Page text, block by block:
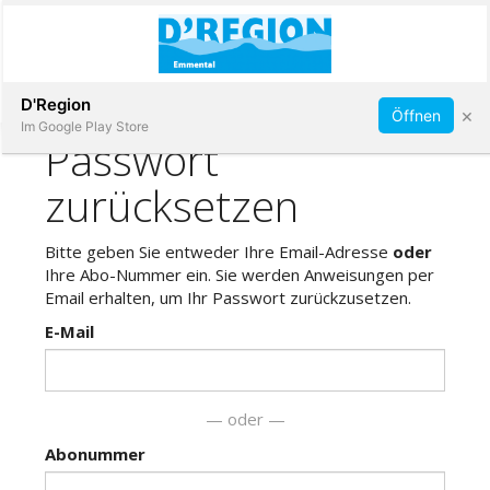
Immobilien
Veranstaltungen
Stellen
Abonnieren
D'Region
Im Google Play Store
Öffnen ×